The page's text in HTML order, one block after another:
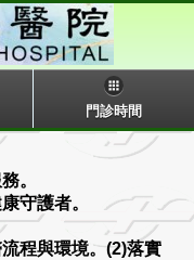
門診時間
。
守護者。
程與環境。(2)落實